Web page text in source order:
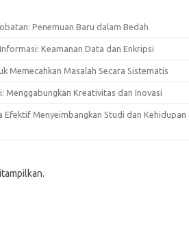
Penemuan Baru dalam Bedah
Keamanan Data dan Enkripsi
Memecahkan Masalah Secara Sistematis
Menggabungkan Kreativitas dan Inovasi
Efektif Menyeimbangkan Studi dan Kehidupan